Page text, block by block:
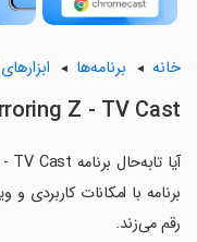
خانه برنامه‌ها
Z - TV Cast
برنامه با امکانات کاربردی
رقم می‌زند.